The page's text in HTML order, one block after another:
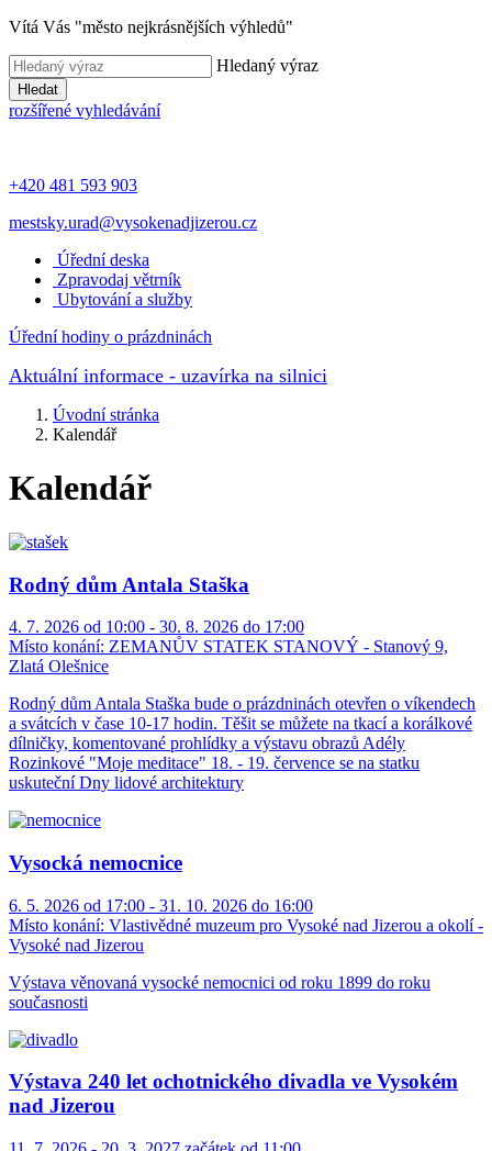
Vítá Vás "město nejkrásnějších výhledů"
Hledaný výraz
Hledat
rozšířené vyhledávání
+420 481 593 903
mestsky.urad@vysokenadjizerou.cz
Úřední deska
Zpravodaj větrník
Ubytování a služby
Úřední hodiny o prázdninách
Aktuální informace - uzavírka na silnici
Úvodní stránka
Kalendář
Kalendář
Rodný dům Antala Staška
4. 7. 2026 od 10:00 - 30. 8. 2026 do 17:00
Místo konání: ZEMANŮV STATEK STANOVÝ - Stanový 9,
Zlatá Olešnice
Rodný dům Antala Staška bude o prázdninách otevřen o víkendech
a svátcích v čase 10-17 hodin. Těšit se můžete na tkací a korálkové
dílničky, komentované prohlídky a výstavu obrazů Adély
Rozinkové "Moje meditace" 18. - 19. července se na statku
uskuteční Dny lidové architektury
Vysocká nemocnice
6. 5. 2026 od 17:00 - 31. 10. 2026 do 16:00
Místo konání: Vlastivědné muzeum pro Vysoké nad Jizerou a okolí -
Vysoké nad Jizerou
Výstava věnovaná vysocké nemocnici od roku 1899 do roku
současnosti
Výstava 240 let ochotnického divadla ve Vysokém
nad Jizerou